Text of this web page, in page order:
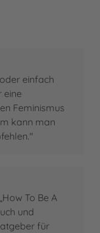
einfach
eine
Feminismus
kann man
To Be A
und
für